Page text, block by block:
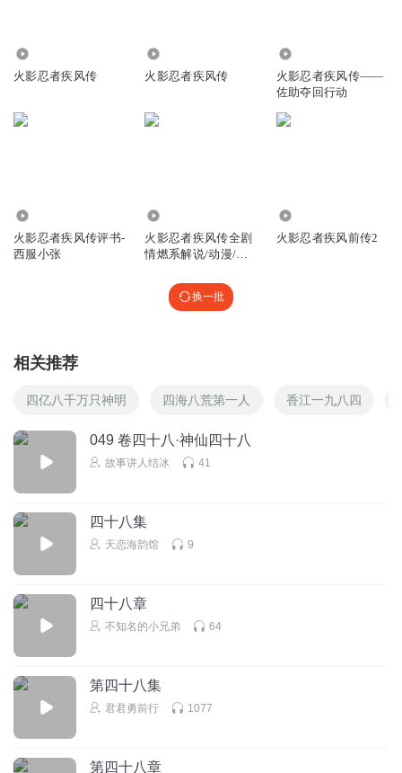
火影忍者疾风传 火影忍者疾风传
火影忍者疾风传——
佐助夺回行动
火影忍者疾风传评书-
西服小张
火影忍者疾风传全剧
情燃系解说/动漫/忍
火影忍者疾风前传2
换一批
相关推荐
四亿八千万只神明 四海八荒第一人 香江一九八四
049 卷四十八·神仙四十八
故事讲人结冰 41
四十八集
天恋海韵馆 9
四十八章
不知名的小兄弟 64
第四十八集
君君勇前行 1077
第四十八章